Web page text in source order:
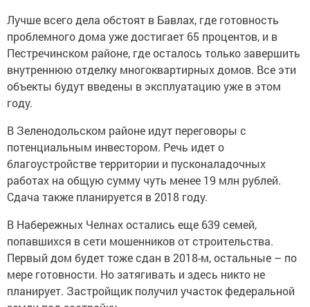
Лучше всего дела обстоят в Бавлах, где готовность
проблемного дома уже достигает 65 процентов, и в
Пестречинском районе, где осталось только завершить
внутреннюю отделку многоквартирных домов. Все эти
объекты будут введены в эксплуатацию уже в этом
году.
В Зеленодольском районе идут переговоры с
потенциальным инвестором. Речь идет о
благоустройстве территории и пусконаладочных
работах на общую сумму чуть менее 19 млн рублей.
Сдача также планируется в 2018 году.
В Набережных Челнах остались еще 639 семей,
попавшихся в сети мошенников от строительства.
Первый дом будет тоже сдан в 2018-м, остальные – по
мере готовности. Но затягивать и здесь никто не
планирует. Застройщик получил участок федеральной